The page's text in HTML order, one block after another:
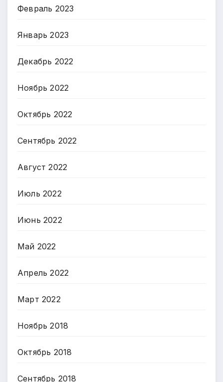
Февраль 2023
Январь 2023
Декабрь 2022
Ноябрь 2022
Октябрь 2022
Сентябрь 2022
Август 2022
Июль 2022
Июнь 2022
Май 2022
Апрель 2022
Март 2022
Ноябрь 2018
Октябрь 2018
Сентябрь 2018